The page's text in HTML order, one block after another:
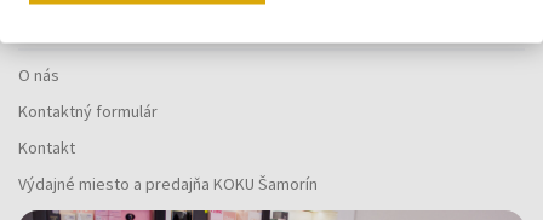
O nás
Kontaktný formulár
Kontakt
Výdajné miesto a predajňa KOKU Šamorín